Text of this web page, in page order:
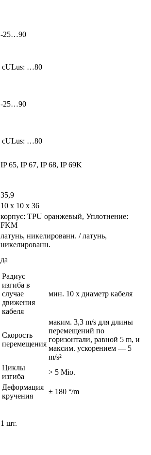
-25…90
cULus: …80
-25…90
cULus: …80
IP 65, IP 67, IP 68, IP 69K
35,9
10 x 10 x 36
корпус: TPU оранжевый, Уплотнение:
FKM
латунь, никелированн. / латунь,
никелированн.
да
Радиус
изгиба в
случае
движения
кабеля
мин. 10 x диаметр кабеля
Скорость
перемещения
маким. 3,3 m/s для длины
перемещений по
горизонтали, равной 5 m, и
максим. ускорением — 5
m/s²
Циклы
изгиба
> 5 Mio.
Деформация
кручения
± 180 °/m
1 шт.